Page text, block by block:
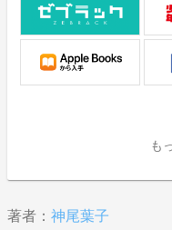
著者： 神尾葉子